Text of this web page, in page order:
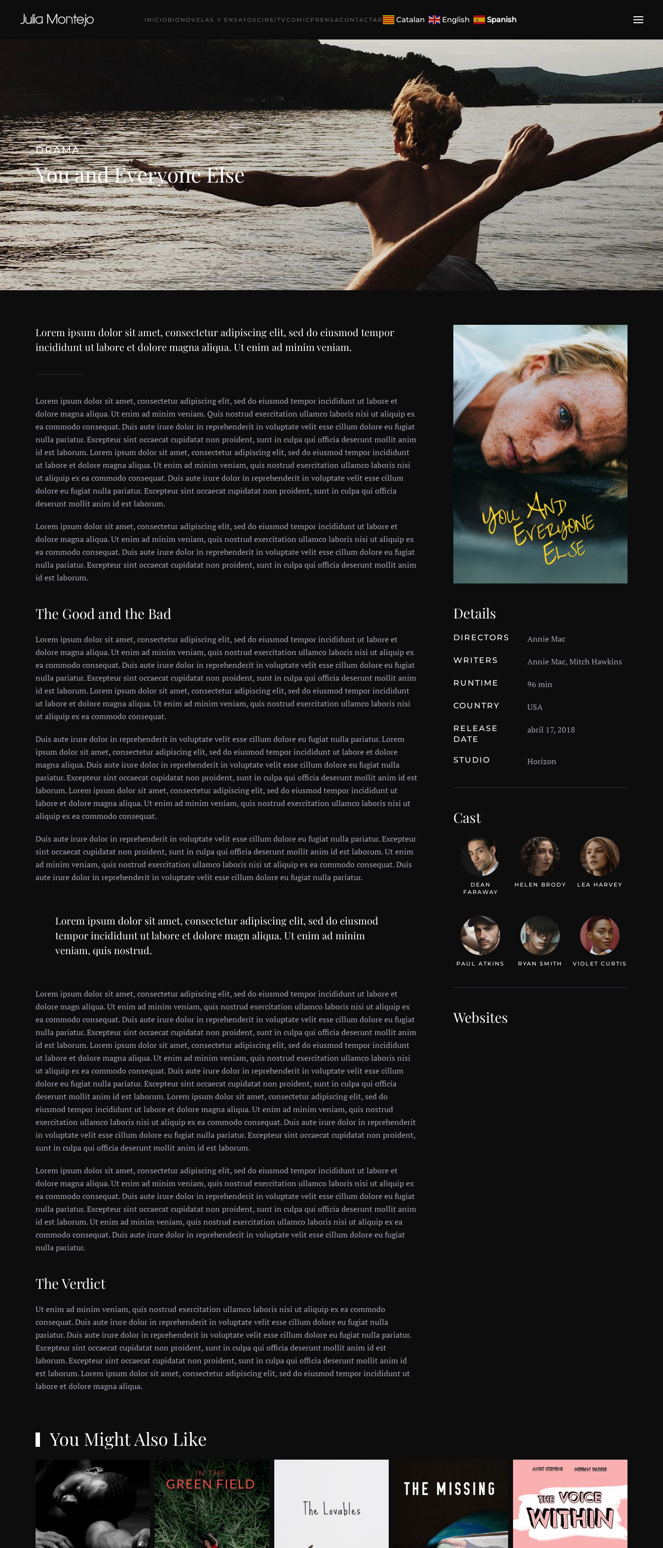
Ir al contenido principal INICIO BIO NOVELAS Y ENSAYOSCINE/TVCOMIC PRENSACONTACTAR Catalan English Spanish
DRAMA
You and Everyone Else
Lorem ipsum dolor sit amet, consectetur adipiscing elit, sed do eiusmod tempor
incididunt ut labore et dolore magna aliqua. Ut enim ad minim veniam.
Lorem ipsum dolor sit amet, consectetur adipiscing elit, sed do eiusmod tempor incididunt ut labore et
dolore magna aliqua. Ut enim ad minim veniam. Quis nostrud exercitation ullamco laboris nisi ut aliquip ex
ea commodo consequat. Duis aute irure dolor in reprehenderit in voluptate velit esse cillum dolore eu fugiat
nulla pariatur. Excepteur sint occaecat cupidatat non proident, sunt in culpa qui officia deserunt mollit anim
id est laborum. Lorem ipsum dolor sit amet, consectetur adipiscing elit, sed do eiusmod tempor incididunt
ut labore et dolore magna aliqua. Ut enim ad minim veniam, quis nostrud exercitation ullamco laboris nisi
ut aliquip ex ea commodo consequat. Duis aute irure dolor in reprehenderit in voluptate velit esse cillum
dolore eu fugiat nulla pariatur. Excepteur sint occaecat cupidatat non proident, sunt in culpa qui officia
deserunt mollit anim id est laborum.
Lorem ipsum dolor sit amet, consectetur adipiscing elit, sed do eiusmod tempor incididunt ut labore et
dolore magna aliqua. Ut enim ad minim veniam, quis nostrud exercitation ullamco laboris nisi ut aliquip ex
ea commodo consequat. Duis aute irure dolor in reprehenderit in voluptate velit esse cillum dolore eu fugiat
nulla pariatur. Excepteur sint occaecat cupidatat non proident, sunt in culpa qui officia deserunt mollit anim
id est laborum.
The Good and the Bad
Lorem ipsum dolor sit amet, consectetur adipiscing elit, sed do eiusmod tempor incididunt ut labore et
dolore magna aliqua. Ut enim ad minim veniam, quis nostrud exercitation ullamco laboris nisi ut aliquip ex
ea commodo consequat. Duis aute irure dolor in reprehenderit in voluptate velit esse cillum dolore eu fugiat
nulla pariatur. Excepteur sint occaecat cupidatat non proident, sunt in culpa qui officia deserunt mollit anim
id est laborum. Lorem ipsum dolor sit amet, consectetur adipiscing elit, sed do eiusmod tempor incididunt
ut labore et dolore magna aliqua. Ut enim ad minim veniam, quis nostrud exercitation ullamco laboris nisi
ut aliquip ex ea commodo consequat.
Duis aute irure dolor in reprehenderit in voluptate velit esse cillum dolore eu fugiat nulla pariatur. Lorem
ipsum dolor sit amet, consectetur adipiscing elit, sed do eiusmod tempor incididunt ut labore et dolore
magna aliqua. Duis aute irure dolor in reprehenderit in voluptate velit esse cillum dolore eu fugiat nulla
pariatur. Excepteur sint occaecat cupidatat non proident, sunt in culpa qui officia deserunt mollit anim id est
laborum. Lorem ipsum dolor sit amet, consectetur adipiscing elit, sed do eiusmod tempor incididunt ut
labore et dolore magna aliqua. Ut enim ad minim veniam, quis nostrud exercitation ullamco laboris nisi ut
aliquip ex ea commodo consequat.
Duis aute irure dolor in reprehenderit in voluptate velit esse cillum dolore eu fugiat nulla pariatur. Excepteur
sint occaecat cupidatat non proident, sunt in culpa qui officia deserunt mollit anim id est laborum. Ut enim
ad minim veniam, quis nostrud exercitation ullamco laboris nisi ut aliquip ex ea commodo consequat. Duis
aute irure dolor in reprehenderit in voluptate velit esse cillum dolore eu fugiat nulla pariatur.
Lorem ipsum dolor sit amet, consectetur adipiscing elit, sed do eiusmod
tempor incididunt ut labore et dolore magn aliqua. Ut enim ad minim
veniam, quis nostrud.
Lorem ipsum dolor sit amet, consectetur adipiscing elit, sed do eiusmod tempor incididunt ut labore et
dolore magn aliqua. Ut enim ad minim veniam, quis nostrud exercitation ullamco laboris nisi ut aliquip ex
ea commodo consequat. Duis aute irure dolor in reprehenderit in voluptate velit esse cillum dolore eu fugiat
nulla pariatur. Excepteur sint occaecat cupidatat non proident, sunt in culpa qui officia deserunt mollit anim
id est laborum. Lorem ipsum dolor sit amet, consectetur adipiscing elit, sed do eiusmod tempor incididunt
ut labore et dolore magna aliqua. Ut enim ad minim veniam, quis nostrud exercitation ullamco laboris nisi
ut aliquip ex ea commodo consequat. Duis aute irure dolor in reprehenderit in voluptate velit esse cillum
dolore eu fugiat nulla pariatur. Excepteur sint occaecat cupidatat non proident, sunt in culpa qui officia
deserunt mollit anim id est laborum. Lorem ipsum dolor sit amet, consectetur adipiscing elit, sed do
eiusmod tempor incididunt ut labore et dolore magna aliqua. Ut enim ad minim veniam, quis nostrud
exercitation ullamco laboris nisi ut aliquip ex ea commodo consequat. Duis aute irure dolor in reprehenderit
in voluptate velit esse cillum dolore eu fugiat nulla pariatur. Excepteur sint occaecat cupidatat non proident,
sunt in culpa qui officia deserunt mollit anim id est laborum.
Lorem ipsum dolor sit amet, consectetur adipiscing elit, sed do eiusmod tempor incididunt ut labore et
dolore magna aliqua. Ut enim ad minim veniam, quis nostrud exercitation ullamco laboris nisi ut aliquip ex
ea commodo consequat. Duis aute irure dolor in reprehenderit in voluptate velit esse cillum dolore eu fugiat
nulla pariatur. Excepteur sint occaecat cupidatat non proident, sunt in culpa qui officia deserunt mollit anim
id est laborum. Ut enim ad minim veniam, quis nostrud exercitation ullamco laboris nisi ut aliquip ex ea
commodo consequat. Duis aute irure dolor in reprehenderit in voluptate velit esse cillum dolore eu fugiat
nulla pariatur.
The Verdict
Ut enim ad minim veniam, quis nostrud exercitation ullamco laboris nisi ut aliquip ex ea commodo
consequat. Duis aute irure dolor in reprehenderit in voluptate velit esse cillum dolore eu fugiat nulla
pariatur. Duis aute irure dolor in reprehenderit in voluptate velit esse cillum dolore eu fugiat nulla pariatur.
Excepteur sint occaecat cupidatat non proident, sunt in culpa qui officia deserunt mollit anim id est
laborum. Excepteur sint occaecat cupidatat non proident, sunt in culpa qui officia deserunt mollit anim id
est laborum. Lorem ipsum dolor sit amet, consectetur adipiscing elit, sed do eiusmod tempor incididunt ut
labore et dolore magna aliqua.
Details
DIRECTORS Annie Mac
WRITERS Annie Mac, Mitch Hawkins
RUNTIME 96 min
COUNTRY USA
RELEASE
DATE
abril 17, 2018
STUDIO Horizon
Cast
DEAN
FARAWAY
HELEN BRODY LEA HARVEY
PAUL ATKINS RYAN SMITH VIOLET CURTIS
Websites
You Might Also Like